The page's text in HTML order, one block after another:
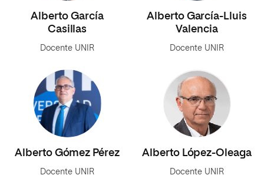
Alberto García
Casillas
Docente UNIR
Alberto García-Lluis
Valencia
Docente UNIR
Alberto Gómez Pérez
Docente UNIR
Alberto López-Oleaga
Docente UNIR